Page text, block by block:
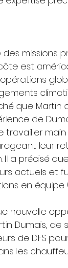
missions
est
que Martin
de
travailler
leur
a précisé
actuels et
en équipe
nouvelle
Dumais, de
de DFS
les